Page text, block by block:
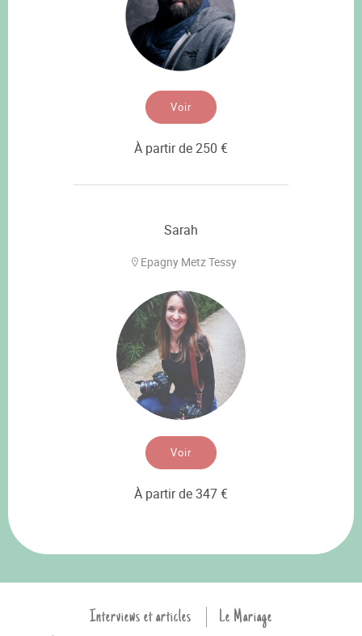
Voir
À partir de 250 €
Sarah
Epagny Metz Tessy
Voir
À partir de 347 €
Interviews et articles
Le Mariage